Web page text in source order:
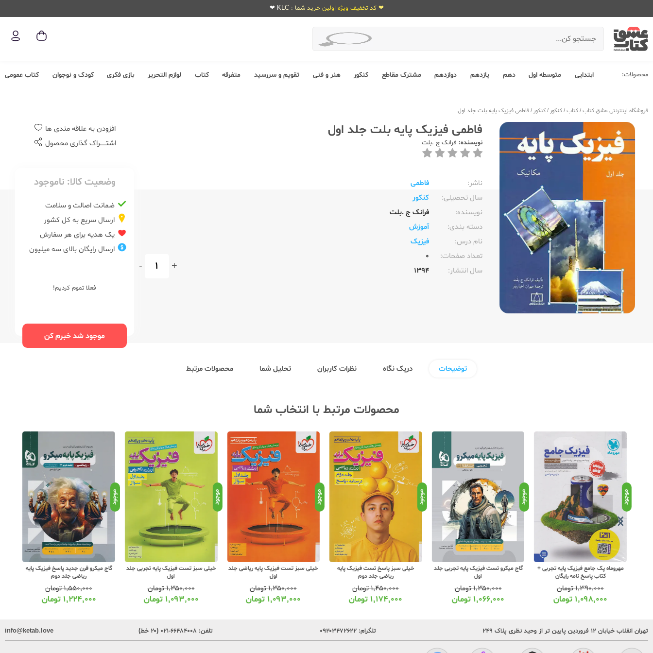
❤ کد تخفیف ویژه اولین خرید شما : KLC ❤
محصولات: ابتدایی متوسطه اول دهم یازدهم دوازدهم مشترک مقاطع کنکور هنر و فنی تقویم و سررسید متفرقه کتاب لوازم التحریر بازی فکری کودک و نوجوان کتاب عمومی
فروشگاه اینترنتی عشق کتاب/کتاب/کنکور /کنکور /فاطمی فیزیک پایه بلت جلد اول
فاطمی فیزیک پایه بلت جلد اول
نویسنده: فرانک ج .بلت
ناشر:‌
فاطمی
سال تحصیلی:‌
کنکور
نویسنده:‌
فرانک ج .بلت
دسته بندی:
آموزش
نام درس:
فیزیک
تعداد صفحات:‌
0
سال انتشار:‌
1394
+
-
افزودن به علاقه مندی ها
اشتــــــراک گذاری محصول
وضعیت کالا: ناموجود
ضمانت اصالت و سلامت
ارسال سریع به کل کشور
یک هدیه برای هر سفارش
ارسال رایگان بالای سه میلیون
فعلا تموم کردیم!
موجود شد خبرم کن
توضیحات دریک نگاه نظرات کاربران تحلیل شما محصولات مرتبط
محصولات مرتبط با انتخاب شما
موجود
مهروماه پک جامع فیزیک پایه تجربی +
کتاب پاسخ نامه رایگان
۱,۳۹۰,۰۰۰تومان
۱,۰۹۸,۰۰۰تومان
موجود
گاج میکرو تست فیزیک پایه تجربی جلد
اول
۱,۳۵۰,۰۰۰تومان
۱,۰۶۶,۰۰۰تومان
موجود
خیلی سبز پاسخ تست فیزیک پایه
ریاضی جلد دوم
۱,۴۵۰,۰۰۰تومان
۱,۱۷۴,۰۰۰تومان
موجود
خیلی سبز تست فیزیک پایه ریاضی جلد
اول
۱,۳۵۰,۰۰۰تومان
۱,۰۹۳,۰۰۰تومان
موجود
خیلی سبز تست فیزیک پایه تجربی جلد
اول
۱,۳۵۰,۰۰۰تومان
۱,۰۹۳,۰۰۰تومان
موجود
گاج میکرو قرن جدید پاسخ فیزیک پایه
ریاضی جلد دوم
۱,۵۵۰,۰۰۰تومان
۱,۲۲۴,۰۰۰تومان
تهران انقلاب خیابان ۱۲ فروردین پایین تر از وحید نظری پلاک ۲۴۹ تلگرام: ۰۹۲۰۳۴۷۲۶۲۲ تلفن: ۶۶۴۸۴۰۰۸-۰۲۱ (۲۰ خط) info@ketab.love